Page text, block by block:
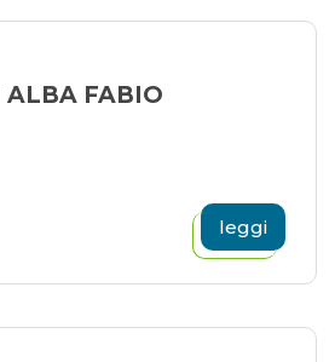
ALBA FABIO
leggi